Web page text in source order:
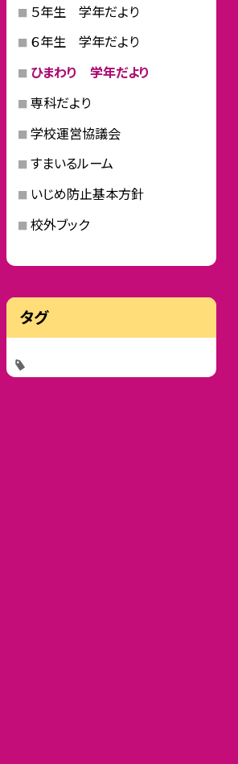
５年生 学年だより
６年生 学年だより
ひまわり 学年だより
専科だより
学校運営協議会
すまいるルーム
いじめ防止基本方針
校外ブック
タグ